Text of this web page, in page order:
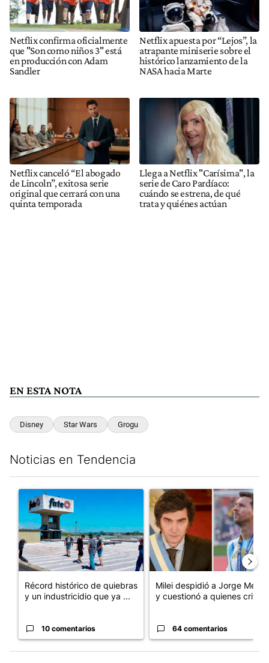
Netflix confirma oficialmente
que "Son como niños 3" está
en producción con Adam
Sandler
Netflix apuesta por “Lejos”, la
atrapante miniserie sobre el
histórico lanzamiento de la
NASA hacia Marte
Netflix canceló “El abogado
de Lincoln”, exitosa serie
original que cerrará con una
quinta temporada
Llega a Netflix "Carísima", la
serie de Caro Pardíaco:
cuándo se estrena, de qué
trata y quiénes actúan
EN ESTA NOTA
Disney Star Wars Grogu
Noticias en Tendencia
Un artículo de tendencia con el título "Récord histórico de
Récord histórico de quiebras
y un industricidio que ya ...
10 comentarios
Un artículo de tendencia con
Milei despidió a Jorge Messi
y cuestionó a quienes crit...
64 comentarios